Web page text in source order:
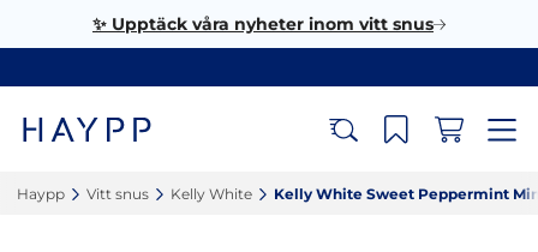
✨ Upptäck våra nyheter inom vitt snus
Haypp‎ Vitt snus‎ Kelly White‎ Kelly White Sweet Peppermint